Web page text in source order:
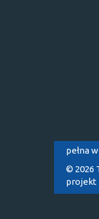
pełna
© 2026
projekt